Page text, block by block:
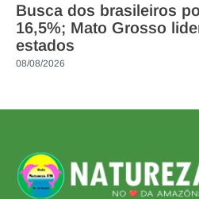
Busca dos brasileiros
16,5%; Mato Grosso
estados
08/08/2026